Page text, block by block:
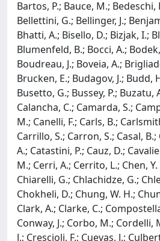
Bartos, P.; Bauce, M.; Bedeschi,
Bellettini, G.; Bellinger, J.;
Bhatti, A.; Bisello, D.; Bizjak, I.;
Blumenfeld, B.; Bocci, A.;
Boudreau, J.; Boveia, A.;
Brucken, E.; Budagov, J.; Budd,
Busetto, G.; Bussey, P.; Buzatu,
Calancha, C.; Camarda, S.;
M.; Canelli, F.; Carls, B.;
Carrillo, S.; Carron, S.; Casal,
A.; Catastini, P.; Cauz, D.;
M.; Cerri, A.; Cerrito, L.; Chen,
Chiarelli, G.; Chlachidze, G.;
Chokheli, D.; Chung, W. H.;
Clark, A.; Clarke, C.;
Conway, J.; Corbo, M.; Cordelli,
J.; Crescioli, F.; Cuevas, J.;